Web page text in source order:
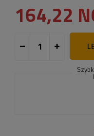
164,22